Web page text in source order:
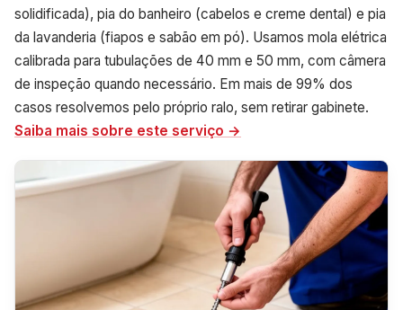
solidificada), pia do banheiro (cabelos e creme dental) e pia
da lavanderia (fiapos e sabão em pó). Usamos mola elétrica
calibrada para tubulações de 40 mm e 50 mm, com câmera
de inspeção quando necessário. Em mais de 99% dos
casos resolvemos pelo próprio ralo, sem retirar gabinete.
Saiba mais sobre este serviço →